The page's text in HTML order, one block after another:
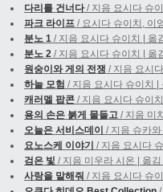
다리를 건너다/ 지음 요시다 슈
파크 라이프 / 요시다 슈이치, 이
분노 1 / 지음 요시다 슈이치 | 옮
분노 2 / 지음 요시다 슈이치 | 옮
원숭이와 게의 전쟁 / 지음 요시
하늘 모험 / 지음 요시다 슈이치 |
캐러멜 팝콘 / 지음 요시다 슈이
용의 손은 붉게 물들고 / 지음 미
오늘은 서비스데이 / 지음 슈카와
요노스케 이야기 / 지음 요시다
검은 빛 / 지음 미우라 시온 | 옮김
사랑을 말해줘 / 지음 요시다 슈